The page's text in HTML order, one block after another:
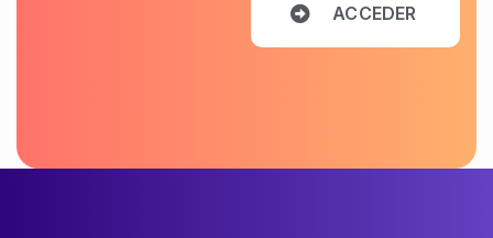
ACCEDER